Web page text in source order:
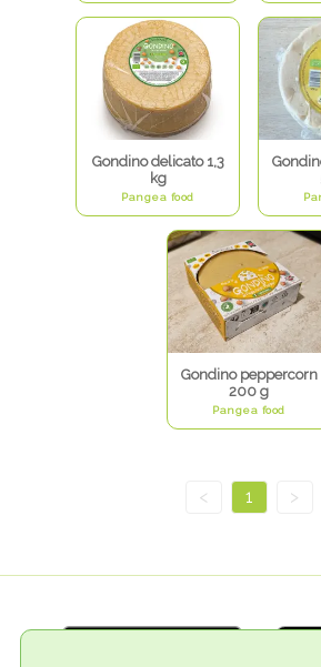
Gondino delicato 1,3
kg
Pangea food
Gondino peppercorn
200 g
Pangea food
< 1 >